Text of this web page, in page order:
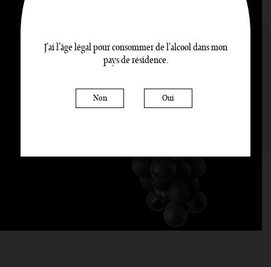
100%
|
J’ai l’âge légal pour consommer de l’alcool dans mon
pays de résidence.
Non Oui